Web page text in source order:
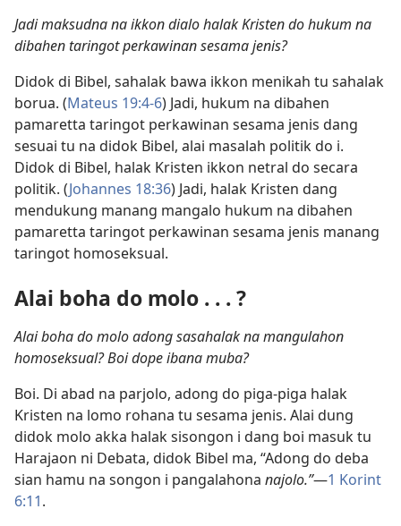
Jadi maksudna na ikkon dialo halak Kristen do hukum na
dibahen taringot perkawinan sesama jenis?
Didok di Bibel, sahalak bawa ikkon menikah tu sahalak
borua. (Mateus 19:4-6) Jadi, hukum na dibahen
pamaretta taringot perkawinan sesama jenis dang
sesuai tu na didok Bibel, alai masalah politik do i.
Didok di Bibel, halak Kristen ikkon netral do secara
politik. (Johannes 18:36) Jadi, halak Kristen dang
mendukung manang mangalo hukum na dibahen
pamaretta taringot perkawinan sesama jenis manang
taringot homoseksual.
Alai boha do molo . . . ?
Alai boha do molo adong sasahalak na mangulahon
homoseksual? Boi dope ibana muba?
Boi. Di abad na parjolo, adong do piga-piga halak
Kristen na lomo rohana tu sesama jenis. Alai dung
didok molo akka halak sisongon i dang boi masuk tu
Harajaon ni Debata, didok Bibel ma, “Adong do deba
sian hamu na songon i pangalahona najolo.”​—1 Korint
6:11.